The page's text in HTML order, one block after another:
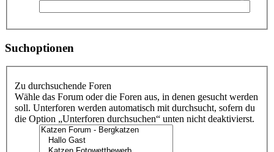
Suchoptionen
Zu durchsuchende Foren
Wähle das Forum oder die Foren aus, in denen gesucht werden
soll. Unterforen werden automatisch mit durchsucht, sofern du
die Option „Unterforen durchsuchen“ unten nicht deaktivierst.